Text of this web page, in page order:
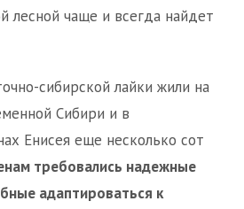
лесной чаще и всегда найдет
сибирской лайки жили на
Сибири и в
Енисея еще несколько сот
требовались надежные
адаптироваться к